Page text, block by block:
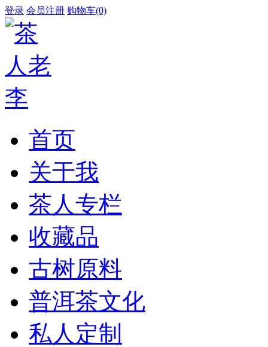
登录 会员注册 购物车(0)
首页
关于我
茶人专栏
收藏品
古树原料
普洱茶文化
私人定制